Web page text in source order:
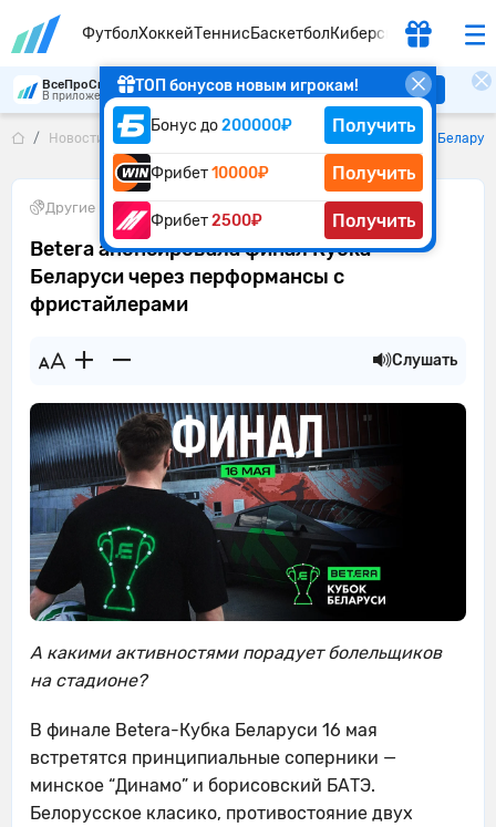
ФутболХоккейТеннисБаскетболКиберспорт
ТОП бонусов новым игрокам!
Бонус до200000₽ Получить
Фрибет10000₽ Получить
Фрибет2500₽ Получить
ВсеПроСпорт
В приложении удобнее Скачать
Новости букмекеров Betera анонсировала финал Кубка
Другие виды•12.05.2026
Betera анонсировала финал Кубка
Беларуси через перформансы с
фристайлерами
Слушать
А какими активностями порадует болельщиков
на стадионе?
В финале Betera-Кубка Беларуси 16 мая
встретятся принципиальные соперники —
минское “Динамо” и борисовский БАТЭ.
Белорусское класико, противостояние двух